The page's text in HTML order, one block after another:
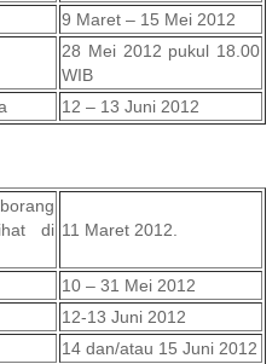
9 Maret – 15 Mei 2012
28 Mei 2012 pukul 18.00
WIB
12 – 13 Juni 2012
di 11 Maret 2012.
10 – 31 Mei 2012
12-13 Juni 2012
14 dan/atau 15 Juni 2012